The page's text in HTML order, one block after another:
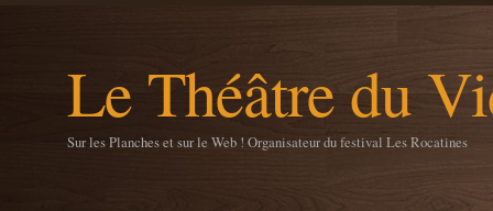
Le Théâtre du
Sur les Planches et sur le Web ! Organisateur du festival Les Rocatines